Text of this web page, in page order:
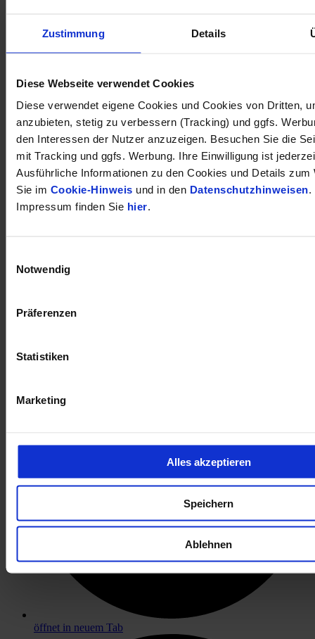
Zustimmung Details
Diese Webseite verwendet Cookies
Diese verwendet eigene Cookies und Cookies von Dritten,
anzubieten, stetig zu verbessern (Tracking) und ggfs.
den Interessen der Nutzer anzuzeigen. Besuchen Sie die
mit Tracking und ggfs. Werbung. Ihre Einwilligung ist
Ausführliche Informationen zu den Cookies und Details zum
Sie im Cookie-Hinweis und in den Datenschutzhinweisen.
Impressum finden Sie hier.
Notwendig
Präferenzen
Statistiken
Marketing
Alles akzeptieren
Speichern
Ablehnen
öffnet in neuem Tab